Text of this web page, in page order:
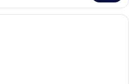
En dubbelsäng med två kuddar, en